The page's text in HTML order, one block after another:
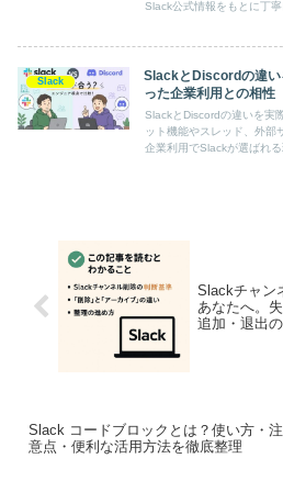
Slack公式情報をもとに丁寧
Slack
SlackとDiscordの違い
った企業利用との相性
SlackとDiscordの違いを実
ット機能やスレッド、外部
企業利用でSlackが選ばれ
Slackチャン
あなたへ。
追加・退出
Slack コードブロックとは？使い方・注
意点・便利な活用方法を徹底整理